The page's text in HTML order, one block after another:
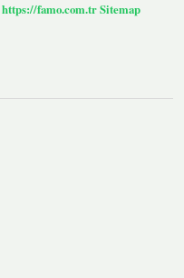
https://famo.com.trSitemap